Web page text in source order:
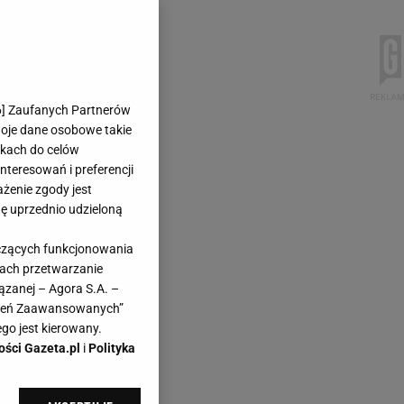
] Zaufanych Partnerów
dane osobowe takie
do celów
i preferencji
zgody jest
uprzednio udzieloną
funkcjonowania
przetwarzanie
– Agora S.A. –
Zaawansowanych”
jest kierowany.
Gazeta.pl iPolityka